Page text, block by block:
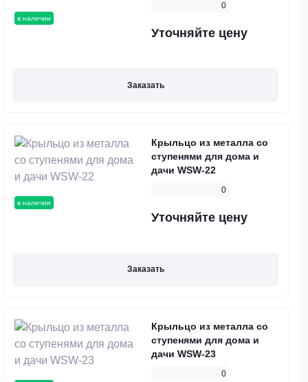
в наличии
0
Уточняйте цену
Заказать
в наличии
Крыльцо из металла со
ступенями для дома и
дачи WSW-22
0
Уточняйте цену
Заказать
Крыльцо из металла со
ступенями для дома и
дачи WSW-23
0